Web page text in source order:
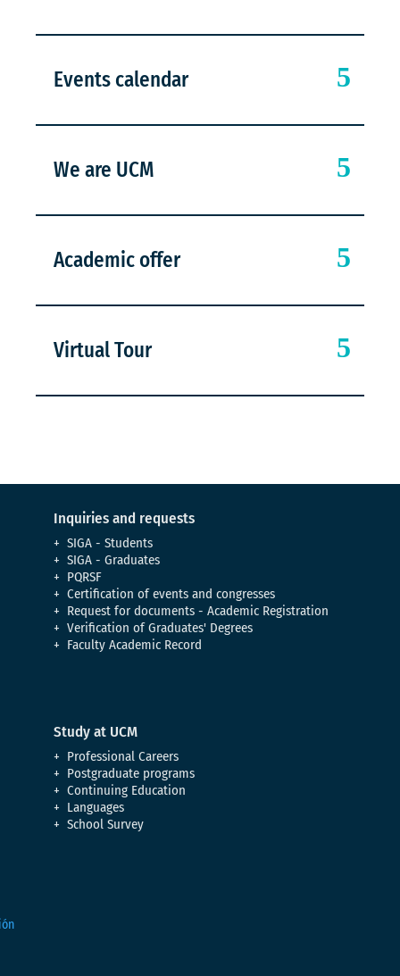
Events calendar
We are UCM
Academic offer
Virtual Tour
Inquiries and requests
SIGA - Students
SIGA - Graduates
PQRSF
Certification of events and congresses
Request for documents - Academic Registration
Verification of Graduates' Degrees
Faculty Academic Record
Study at UCM
Professional Careers
Postgraduate programs
Continuing Education
Languages
School Survey